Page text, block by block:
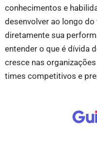
conhecimentos e
desenvolver ao longo
diretamente sua
entender o que é dívida
cresce nas
times competitivos e